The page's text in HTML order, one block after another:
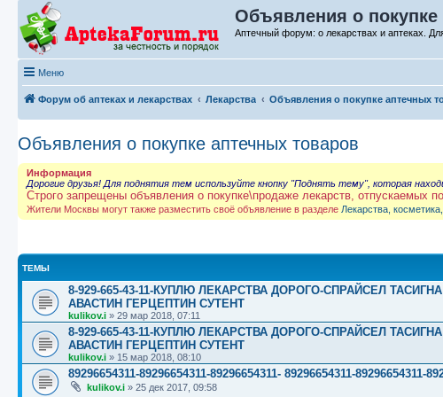
Объявления о покупке
Аптечный форум: о лекарствах и аптеках.
Меню
Форум об аптеках и лекарствах Лекарства Объявления о покупке аптечных
Объявления о покупке аптечных товаров
Информация
Дорогие друзья! Для поднятия тем используйте кнопку "Поднять тему", которая
Строго запрещены объявления о покупке\продаже лекарств, отпускаемых
Жители Москвы могут также разместить своё объявление в разделе Лекарства,
ТЕМЫ
8-929-665-43-11-КУПЛЮ ЛЕКАРСТВА ДОРОГО-СПРАЙСЕЛ
АВАСТИН ГЕРЦЕПТИН СУТЕНТ
kulikov.i » 29 мар 2018, 07:11
8-929-665-43-11-КУПЛЮ ЛЕКАРСТВА ДОРОГО-СПРАЙСЕЛ
АВАСТИН ГЕРЦЕПТИН СУТЕНТ
kulikov.i » 15 мар 2018, 08:10
89296654311-89296654311-89296654311- 89296654311-
kulikov.i » 25 дек 2017, 09:58